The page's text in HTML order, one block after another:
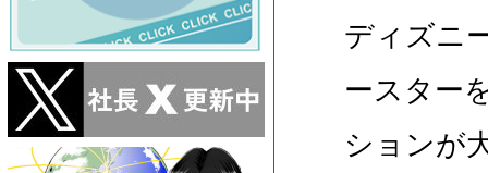
ディズニ
ースター
ションが